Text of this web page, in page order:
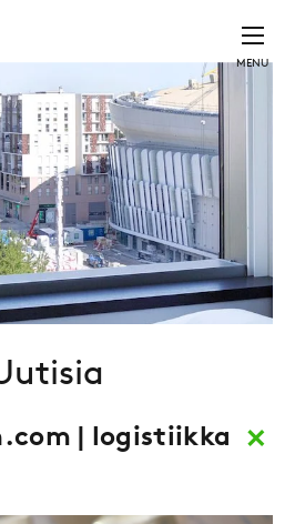
MENU
| logistiikka ×